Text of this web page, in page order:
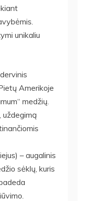
unikaliu
Amerikoje
medžių.
uždegimą
– augalinis
sėklų, kuris